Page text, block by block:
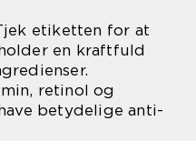
etiketten for at
en kraftfuld
retinol og
betydelige anti-